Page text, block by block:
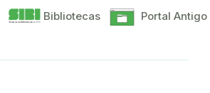
Bibliotecas Portal Antigo